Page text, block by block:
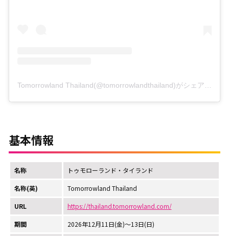
Tomorrowland Thailand(@tomorrowlandthailand)がシェアした投稿
基本情報
名称 トゥモローランド・タイランド
名称(英) Tomorrowland Thailand
URL https://thailand.tomorrowland.com/
期間 2026年12月11日(金)～13日(日)